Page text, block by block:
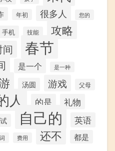
年初 很多人 您的
手机 技能 攻略
间 春节
是一个 是一种
汤圆 游戏 父母
人 的是 礼物
自己的 英语
费用 还不 都是